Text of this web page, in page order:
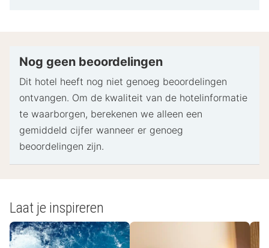
pinpas of borgsom in contanten te verstrekken
Speciale verzoeken worden onder voorbehoud van
beschikbaarheid bij het inchecken ingewilligd.
Hiervoor kunnen extra kosten in rekening worden
gebracht. Speciale verzoeken kunnen niet worden
gegarandeerd.
Deze accommodatie accepteert creditcards,
pinpassen en contante betalingen.
Nog geen beoordelingen
Dit hotel heeft nog niet genoeg beoordelingen
ontvangen. Om de kwaliteit van de hotelinformatie
te waarborgen, berekenen we alleen een
gemiddeld cijfer wanneer er genoeg
beoordelingen zijn.
Laat je inspireren